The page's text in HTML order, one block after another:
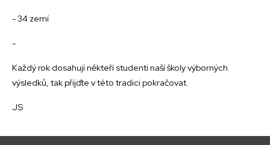
- 34 zemí
-
Každý rok dosahují někteří studenti naší školy výborných
výsledků, tak přijďte v této tradici pokračovat.
JS